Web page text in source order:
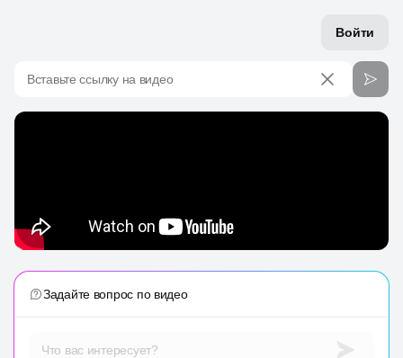
Войти
Вставьте ссылку на видео
Задайте вопрос по видео
Что вас интересует?